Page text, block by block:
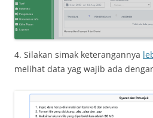
4. Silakan simak keterangannya
melihat data yag wajib ada